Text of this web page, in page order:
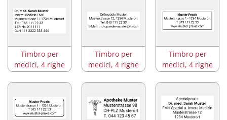
Timbro per
medici, 4 righe
Timbro per
medici, 4 righe
Timbro per
medici, 4 righe